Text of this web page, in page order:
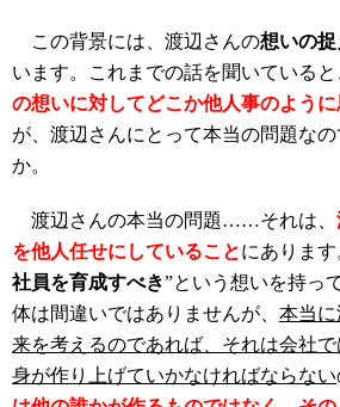
この背景には、渡辺さんの想いの
います。これまでの話を聞いていると
の想いに対してどこか他人事のように
が、渡辺さんにとって本当の問題な
か。
渡辺さんの本当の問題……それは、
を他人任せにしていることにありま
社員を育成すべき”という想いを持っ
体は間違いではありませんが、 本当
来を考えるのであれば、それは会社
身が作り上げていかなければならない